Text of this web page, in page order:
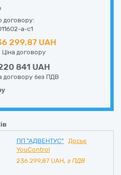
договору:
a-c1
299,87 UAH
Ціна договору
841 UAH
договору без ПДВ
ПП "АДВЕНТУС"
Досьє
YouControl
236 299,87 UAH, з ПДВ